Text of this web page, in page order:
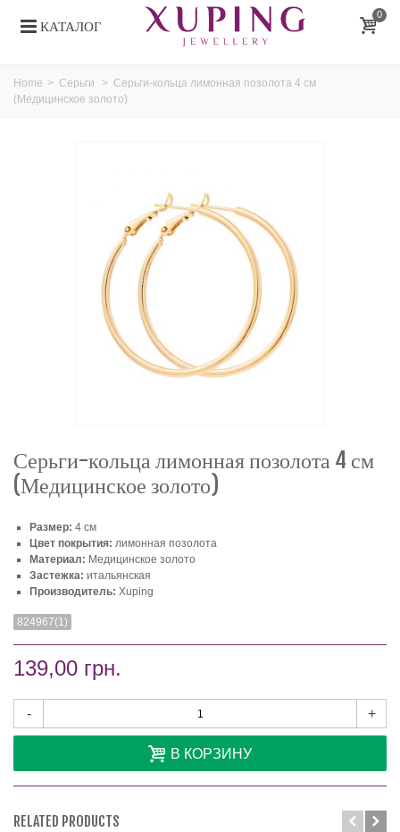
КАТАЛОГ
0
Home > Серьги > Серьги-кольца лимонная позолота 4 см
(Медицинское золото)
Серьги-кольца лимонная позолота 4 см
(Медицинское золото)
Размер: 4 см
Цвет покрытия: лимонная позолота
Материал: Медицинское золото
Застежка: итальянская
Производитель: Xuping
824967(1)
139,00 грн.
- +
В КОРЗИНУ
RELATED PRODUCTS